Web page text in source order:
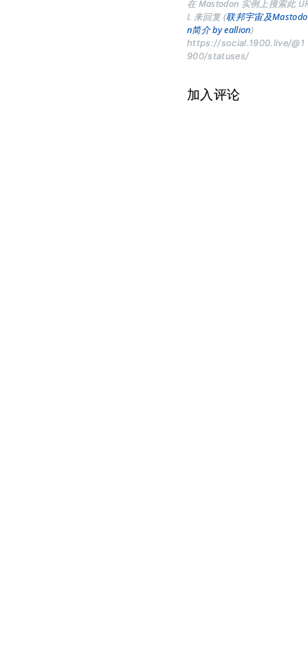
在 Mastodon 实例上搜索此
L 来回复 (联邦宇宙及Mastodo
n简介 by eallion)
https://social.1900.live/@1
900/statuses/
加入评论